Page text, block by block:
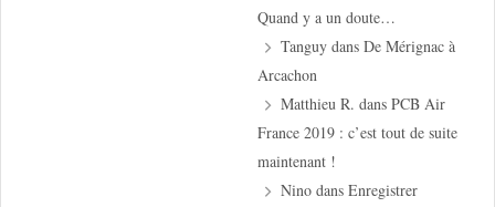
Quand y a un doute…
Tanguydans De Mérignac à
Arcachon
Matthieu R. dans PCB Air
France 2019 : c’est tout de suite
maintenant !
Ninodans Enregistrer